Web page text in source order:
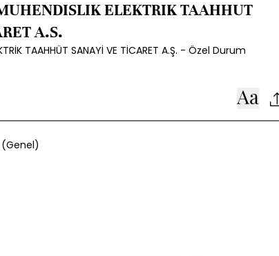
ELEKTRIK TAAHHUT
A.S.
TAAHHÜT SANAYİ VE TİCARET A.Ş. - Özel Durum
(Genel)